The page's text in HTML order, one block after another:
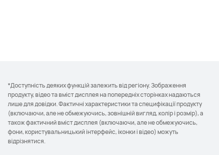
*Доступність деяких функцій залежить від регіону. Зображення
продукту, відео та вміст дисплея на попередніх сторінках надаються
лише для довідки. Фактичні характеристики та специфікації продукту
(включаючи, але не обмежуючись, зовнішній вигляд, колір і розмір), а
також фактичний вміст дисплея (включаючи, але не обмежуючись,
фони, користувальницький інтерфейс, іконки і відео) можуть
відрізнятися.